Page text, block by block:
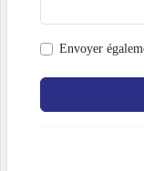
Envoyer